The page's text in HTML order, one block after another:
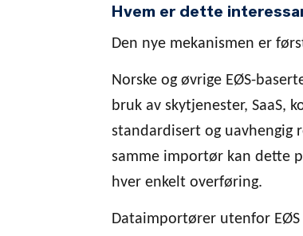
Hvem er dette
Den nye mekanismen er
Norske og øvrige EØS-
bruk av skytjenester, SaaS,
standardisert og uavhengig
samme importør kan dette
hver enkelt overføring.
Dataimportører utenfor